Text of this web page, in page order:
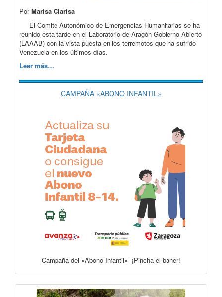
PorMarisa Clarisa
El Comité Autonómico de Emergencias Humanitarias se ha
reunido esta tarde en el Laboratorio de Aragón Gobierno Abierto
(LAAAB) con la vista puesta en los terremotos que ha sufrido
Venezuela en los últimos días.
Leer más…
CAMPAÑA «ABONO INFANTIL»
Campaña del «Abono Infantil» ¡Pincha el baner!